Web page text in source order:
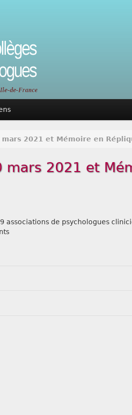
2021 et Mémoire en
mars 2021 et
associations de psychologues